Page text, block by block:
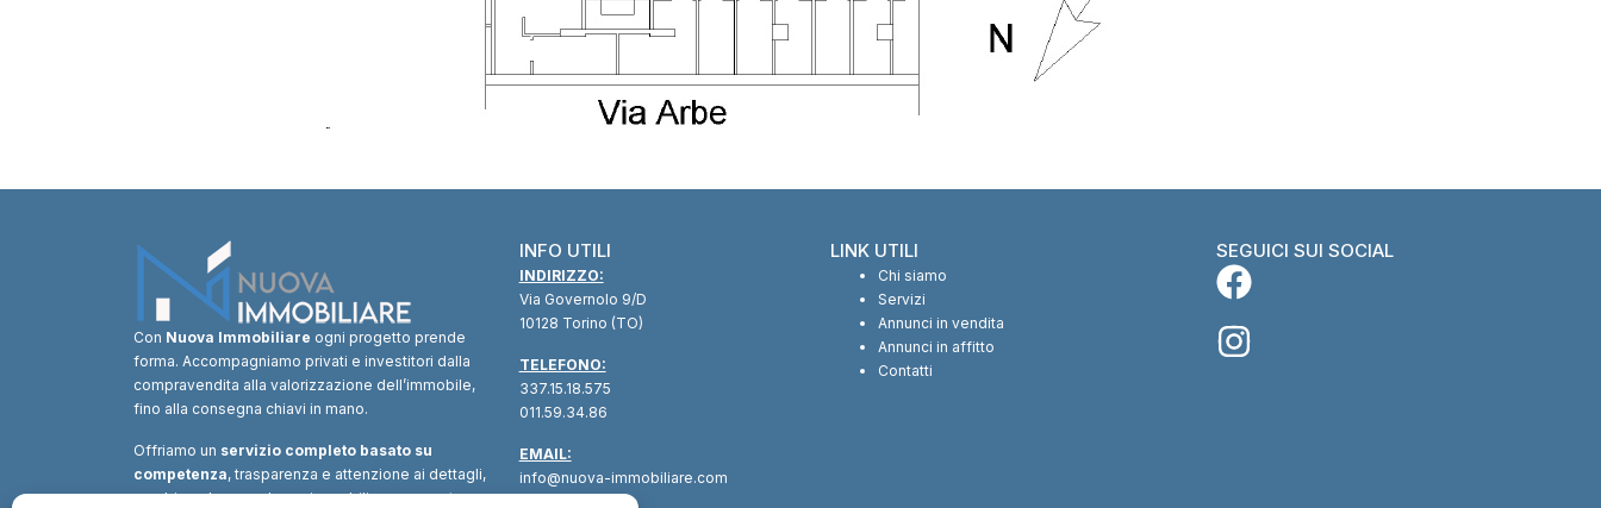
Con Nuova Immobiliare ogni progetto prende
forma. Accompagniamo privati e investitori dalla
compravendita alla valorizzazione dell’immobile,
fino alla consegna chiavi in mano.
Offriamo un servizio completo basato su
competenza, trasparenza e attenzione ai dettagli,
combinando consulenza immobiliare, supporto
INFO UTILI
INDIRIZZO:
Via Governolo 9/D
10128 Torino (TO)
TELEFONO:
337.15.18.575
011.59.34.86
EMAIL:
info@nuova-immobiliare.com
LINK UTILI
Chi siamo
Servizi
Annunci in vendita
Annunci in affitto
Contatti
SEGUICI SUI SOCIAL